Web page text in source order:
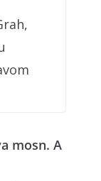
mosn. A